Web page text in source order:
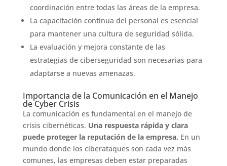
coordinación entre todas las áreas de la empresa.
La capacitación continua del personal es esencial
para mantener una cultura de seguridad sólida.
La evaluación y mejora constante de las
estrategias de ciberseguridad son necesarias para
adaptarse a nuevas amenazas.
Importancia de la Comunicación en el Manejo
de Cyber Crisis
La comunicación es fundamental en el manejo de
crisis cibernéticas. Una respuesta rápida y clara
puede proteger la reputación de la empresa. En un
mundo donde los ciberataques son cada vez más
comunes, las empresas deben estar preparadas